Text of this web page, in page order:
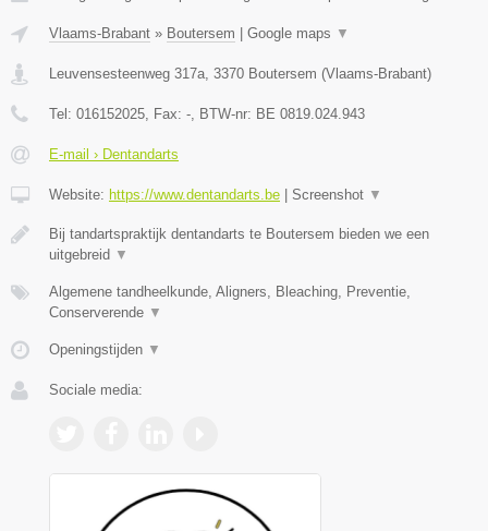
Vlaams-Brabant » Boutersem Google maps ▼
Leuvensesteenweg 317a, 3370 Boutersem (Vlaams-Brabant)
Tel: 016152025, Fax: -, BTW-nr: BE 0819.024.943
E-mail › Dentandarts
Website: https://www.dentandarts.be Screenshot ▼
Bij tandartspraktijk dentandarts te Boutersem bieden we een
uitgebreid ▼
Algemene tandheelkunde, Aligners, Bleaching, Preventie,
Conserverende ▼
Openingstijden ▼
Sociale media: